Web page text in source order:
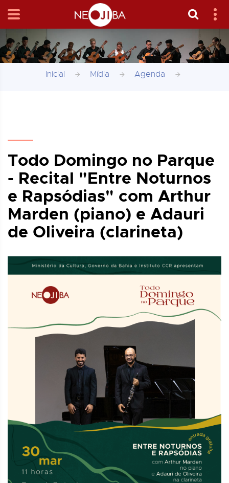
Inicial Mídia Agenda
Todo Domingo no Parque
- Recital "Entre Noturnos
e Rapsódias" com Arthur
Marden (piano) e Adauri
de Oliveira (clarineta)